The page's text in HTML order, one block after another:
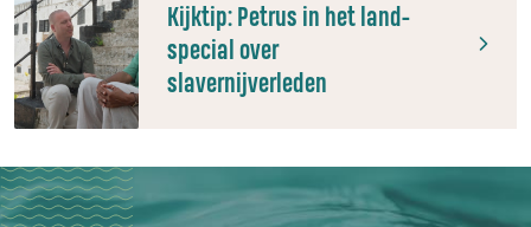
Kijktip: Petrus in het land-
special over
slavernijverleden